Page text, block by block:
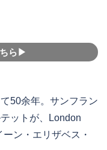
ちら▶︎
50余年。サンフラン
ットが、London
ン・エリザベス・